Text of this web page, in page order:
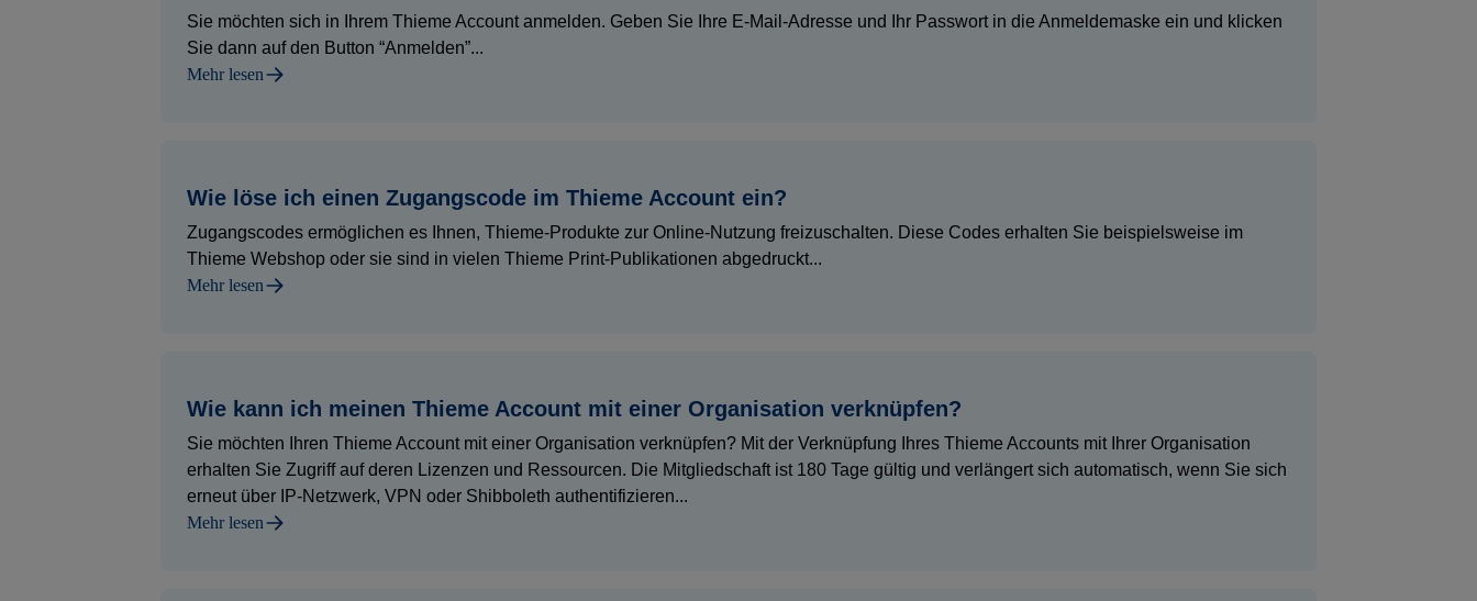
Sie möchten sich in Ihrem Thieme Account anmelden. Geben Sie Ihre E-Mail-Adresse und Ihr Passwort in die Anmeldemaske ein und klicken
Sie dann auf den Button “Anmelden”...
Mehr lesen
Wie löse ich einen Zugangscode im Thieme Account ein?
Zugangscodes ermöglichen es Ihnen, Thieme-Produkte zur Online-Nutzung freizuschalten. Diese Codes erhalten Sie beispielsweise im
Thieme Webshop oder sie sind in vielen Thieme Print-Publikationen abgedruckt...
Mehr lesen
Wie kann ich meinen Thieme Account mit einer Organisation verknüpfen?
Sie möchten Ihren Thieme Account mit einer Organisation verknüpfen? Mit der Verknüpfung Ihres Thieme Accounts mit Ihrer Organisation
erhalten Sie Zugriff auf deren Lizenzen und Ressourcen. Die Mitgliedschaft ist 180 Tage gültig und verlängert sich automatisch, wenn Sie sich
erneut über IP-Netzwerk, VPN oder Shibboleth authentifizieren...
Mehr lesen